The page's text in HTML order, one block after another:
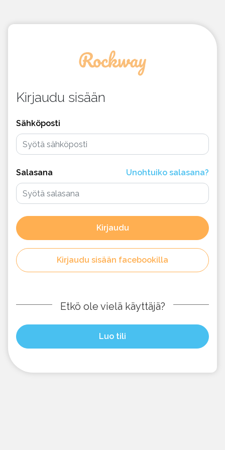
Kirjaudu sisään
Sähköposti
Salasana Unohtuiko salasana?
Kirjaudu
Kirjaudu sisään facebookilla
Etkö ole vielä käyttäjä?
Luo tili